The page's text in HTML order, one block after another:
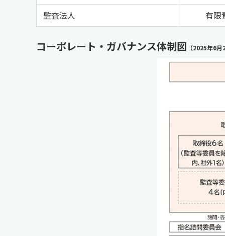
監査法人
有限
コーポレート・ガバナンス体制図 （2025年6